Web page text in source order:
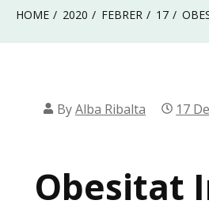
HOME 2020 FEBRER 17
ByAlba Ribalta 17
Obesitat